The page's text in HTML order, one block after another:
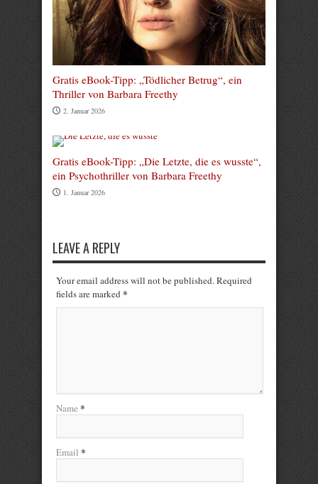
Gratis eBook-Tipp: „Tödlicher Betrug“, ein
Thriller von Barbara Freethy
2. Januar 2026
Gratis eBook-Tipp: „Die Letzte, die es wusste“,
ein Psychothriller von Barbara Freethy
1. Januar 2026
LEAVE A REPLY
Your email address will not be published. Required
fields are marked *
Name *
Email *